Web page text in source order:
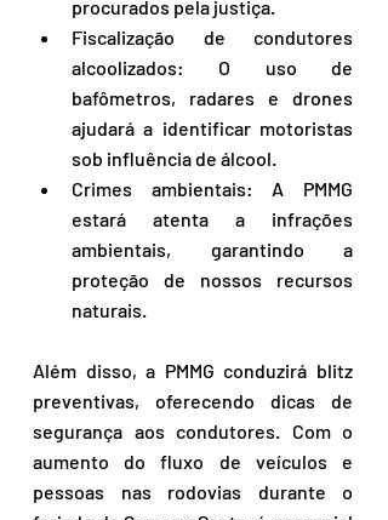
procurados pela justiça.
Fiscalização de condutores
alcoolizados: O uso de
bafômetros, radares e drones
ajudará a identificar motoristas
sob influência de álcool.
Crimes ambientais: A PMMG
estará atenta a infrações
ambientais, garantindo a
proteção de nossos recursos
naturais.
Além disso, a PMMG conduzirá blitz
preventivas, oferecendo dicas de
segurança aos condutores. Com o
aumento do fluxo de veículos e
pessoas nas rodovias durante o